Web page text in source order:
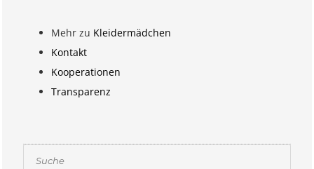
Mehr zu Kleidermädchen
Kontakt
Kooperationen
Transparenz